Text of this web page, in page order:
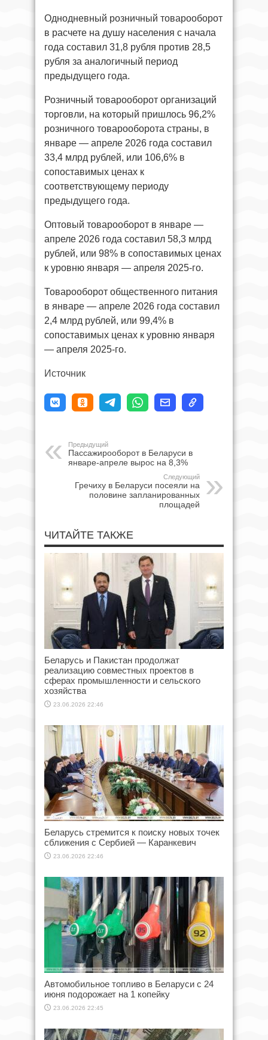
Однодневный розничный товарооборот
в расчете на душу населения с начала
года составил 31,8 рубля против 28,5
рубля за аналогичный период
предыдущего года.
Розничный товарооборот организаций
торговли, на который пришлось 96,2%
розничного товарооборота страны, в
январе — апреле 2026 года составил
33,4 млрд рублей, или 106,6% в
сопоставимых ценах к
соответствующему периоду
предыдущего года.
Оптовый товарооборот в январе —
апреле 2026 года составил 58,3 млрд
рублей, или 98% в сопоставимых ценах
к уровню января — апреля 2025-го.
Товарооборот общественного питания
в январе — апреле 2026 года составил
2,4 млрд рублей, или 99,4% в
сопоставимых ценах к уровню января
— апреля 2025-го.
Источник
Предыдущий
Пассажирооборот в Беларуси в
январе-апреле вырос на 8,3%
Следующий
Гречиху в Беларуси посеяли на
половине запланированных
площадей
ЧИТАЙТЕ ТАКЖЕ
Беларусь и Пакистан продолжат
реализацию совместных проектов в
сферах промышленности и сельского
хозяйства
23.06.2026 22:46
Беларусь стремится к поиску новых точек
сближения с Сербией — Каранкевич
23.06.2026 22:46
Автомобильное топливо в Беларуси с 24
июня подорожает на 1 копейку
23.06.2026 22:45